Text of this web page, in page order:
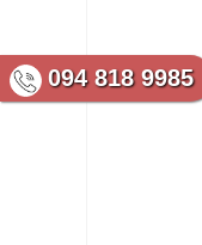
094 818 9985